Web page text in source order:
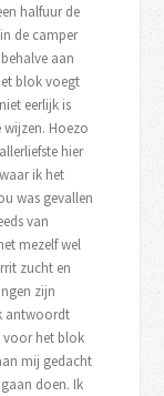
halfuur de
de camper
aan
blok voegt
eerlijk is
Hoezo
hier
ik het
was gevallen
van
mezelf wel
zucht en
zijn
antwoordt
voor het blok
mij gedacht
doen. Ik